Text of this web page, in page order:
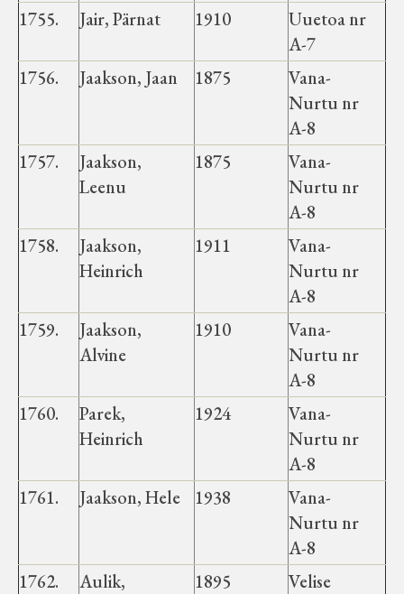
1755. Jair, Pärnat 1910
Uuetoa nr
A-7
1756.
Jaakson, Jaan 1875
Vana-
Nurtu nr
A-8
1757.
Jaakson,
Leenu
1875
Vana-
Nurtu nr
A-8
1758.
Jaakson,
Heinrich
1911
Vana-
Nurtu nr
A-8
1759.
Jaakson,
Alvine
1910
Vana-
Nurtu nr
A-8
1760.
Parek,
Heinrich
1924
Vana-
Nurtu nr
A-8
1761.
Jaakson, Hele 1938
Vana-
Nurtu nr
A-8
1762.
Aulik,
1895
Velise